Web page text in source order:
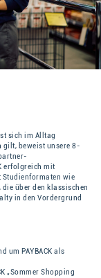
sich im Alltag
gilt, beweist unsere 8-
erfolgreich mit
Studienformaten wie
über den klassischen
in den Vordergrund
um PAYBACK als
„Sommer Shopping